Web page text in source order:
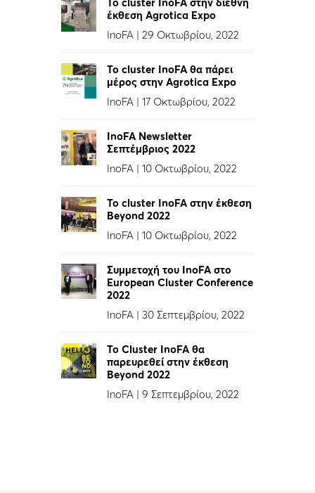
Το cluster InoFA στην διεθνή
έκθεση Agrotica Expo
InoFA |29 Οκτωβρίου, 2022
Το cluster InoFA θα πάρει
μέρος στην Agrotica Expo
InoFA |17 Οκτωβρίου, 2022
InoFA Newsletter
Σεπτέμβριος 2022
InoFA |10 Οκτωβρίου, 2022
Το cluster InoFA στην έκθεση
Beyond 2022
InoFA |10 Οκτωβρίου, 2022
Συμμετοχή του InoFA στο
European Cluster Conference
2022
InoFA |30 Σεπτεμβρίου, 2022
Το Cluster InoFA θα
παρευρεθεί στην έκθεση
Beyond 2022
InoFA |9 Σεπτεμβρίου, 2022